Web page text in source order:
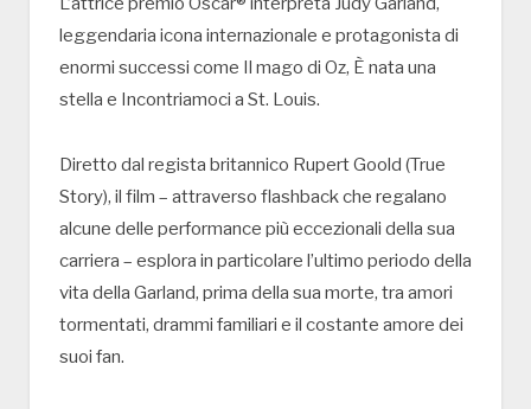
leggendaria icona internazionale e protagonista di
enormi successi come Il mago di Oz, È nata una
stella e Incontriamoci a St. Louis.
Diretto dal regista britannico Rupert Goold (True
Story), il film – attraverso flashback che regalano
alcune delle performance più eccezionali della sua
carriera – esplora in particolare l’ultimo periodo della
vita della Garland, prima della sua morte, tra amori
tormentati, drammi familiari e il costante amore dei
suoi fan.